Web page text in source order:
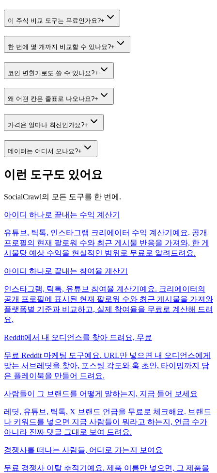
이 주식 비교 도구는 무료인가요?+
한 번에 몇 개까지 비교할 수 있나요?+
코인 변환기로도 쓸 수 있나요?+
왜 어떤 칸은 줄표로 나오나요?+
가격은 얼마나 최신인가요?+
데이터는 어디서 오나요?+
이런 도구도 있어요
SocialCrawl의 모든 도구를 한 번에.
아이디 하나로 끝내는 수익 계산기
유튜브, 틱톡, 인스타그램 크리에이터 수익 계산기예요. 공개
프로필의 현재 팔로워 수와 최근 게시물 반응을 가져와, 한 게
시물당 예상 수익을 현실적인 범위로 무료로 알려드려요.
아이디 하나로 끝내는 참여율 계산기
인스타그램, 틱톡, 유튜브 참여율 계산기예요. 크리에이터의
공개 프로필에 표시된 현재 팔로워 수와 최근 게시물을 가져와
플랫폼별 기준과 비교하고, 실제 참여율을 무료로 계산해 드려
요.
Reddit에서 내 오디언스를 찾아 드려요, 무료
무료 Reddit 마케팅 도구예요. URL만 넣으면 내 오디언스에게
맞는 서브레딧을 찾아, 포스팅 각도와 훅 초안, 타이밍까지 담
은 플레이북을 만들어 드려요.
사람들이 그 브랜드를 어떻게 말하는지, 지금 들어 보세요
레딧, 유튜브, 틱톡, X 브랜드 언급을 무료로 체크해요. 브랜드
나 키워드를 넣으면 지금 사람들이 뭐라고 하는지, 언급 수가
아니라 진짜 댓글 그대로 보여 드려요.
경쟁사를 떠나는 사람들, 어디로 가는지 보여요
무료 경쟁사 이탈 추적기예요. 제품 이름만 넣으면, 그 제품을